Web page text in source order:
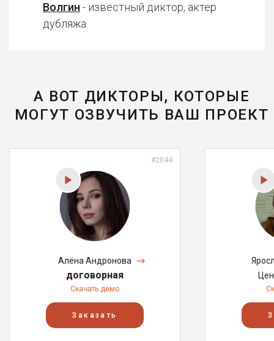
Волгин - известный диктор, актер
дубляжа.
А ВОТ ДИКТОРЫ, КОТОРЫЕ
МОГУТ ОЗВУЧИТЬ ВАШ ПРОЕКТ
#2044
Алёна Андронова
договорная
Скачать демо
Заказать